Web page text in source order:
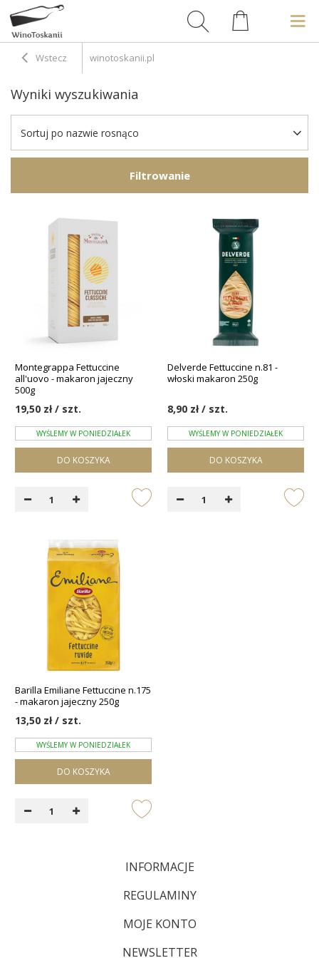
Wstecz winotoskanii.pl
Wyniki wyszukiwania
Sortuj po nazwie rosnąco
Filtrowanie
Montegrappa Fettuccine
all'uovo - makaron jajeczny
500g
19,50 zł / szt.
WYŚLEMY W PONIEDZIAŁEK
DO KOSZYKA
Delverde Fettuccine n.81 -
włoski makaron 250g
8,90 zł / szt.
WYŚLEMY W PONIEDZIAŁEK
DO KOSZYKA
Barilla Emiliane Fettuccine n.175
- makaron jajeczny 250g
13,50 zł / szt.
WYŚLEMY W PONIEDZIAŁEK
DO KOSZYKA
INFORMACJE
REGULAMINY
MOJE KONTO
NEWSLETTER